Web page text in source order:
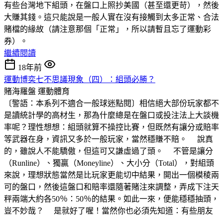
有些台灣地下組頭，在盤口上照抄美國（甚至還更苛），然後
大賺其錢。這只能說是一般人實在沒有接觸到太多正常、合法
賭檔的緣故（請注意那個「正常」，所以請暫且忘了運動彩
券）。
繼續閱讀
18年前
運動博奕七不思議現象（四）：組頭必勝？
賭海羅盤 運動體育
〔警語：本系列不適合一般球迷點閱〕相信絕大部份玩家都不
是讀統計學的高材生，那為什麼總是在盤口或投注法上大談機
率呢？理性想想：組頭就算不操控比賽，但既然有讓分或賠率
等武器在身，資訊又多於一般玩家，當然穩賺不賠。 說真
的，雖說人不能驕傲，但這可又謙虛過了頭。 不管是讓分
（Runline）、獨贏（Moneyline）、大小分（Total），對組頭
來說，理想狀態當然是比玩家更能切中結果，開出一個模稜兩
可的盤口，然後這盤口和賠率還隨著賭注來調整，弄成下注天
秤兩端大約各50％：50％的結果。如此一來，便能穩穩抽頭，
豈不妙哉？ 是就好了喔！當然你也必須先知道：有些朋友